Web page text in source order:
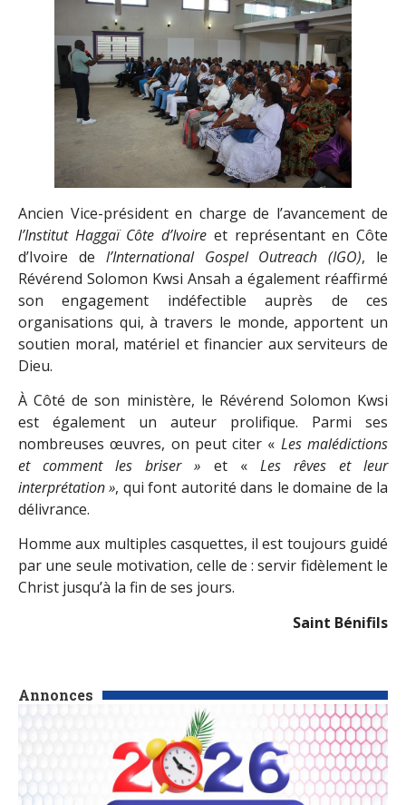
Annonces
Ancien Vice-président en charge de l’avancement de
l’Institut Haggaï Côte d’Ivoire et représentant en Côte
d’Ivoire de l’International Gospel Outreach (IGO), le
Révérend Solomon Kwsi Ansah a également réaffirmé
son engagement indéfectible auprès de ces
organisations qui, à travers le monde, apportent un
soutien moral, matériel et financier aux serviteurs de
Dieu.
À Côté de son ministère, le Révérend Solomon Kwsi
est également un auteur prolifique. Parmi ses
nombreuses œuvres, on peut citer « Les malédictions
et comment les briser » et « Les rêves et leur
interprétation », qui font autorité dans le domaine de la
délivrance.
Homme aux multiples casquettes, il est toujours guidé
par une seule motivation, celle de : servir fidèlement le
Christ jusqu’à la fin de ses jours.
Saint Bénifils